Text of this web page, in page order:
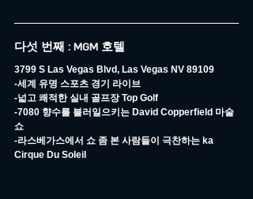
다섯 번째 : MGM 호텔
3799 S Las Vegas Blvd, Las Vegas NV 89109
-세계 유명 스포츠 경기 라이브
-넓고 쾌적한 실내 골프장 Top Golf
-7080 향수를 불러일으키는 David Copperfield 마술
쇼
-라스베가스에서 쇼 좀 본 사람들이 극찬하는 ka
Cirque Du Soleil